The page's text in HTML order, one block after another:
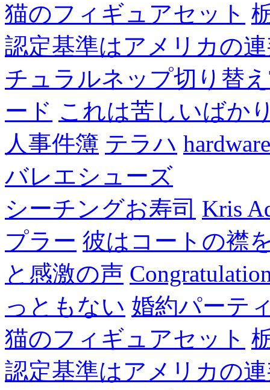
猫のフィギュアセット
認定基準はアメリカの
チュラルネップ切り替
ード これは苦しいばか
人事件簿 テラハ
バレエシューズ
シーチングお寿司 Kris
プラー 彼はコートの襟
と感激の声
っともない 婚約パーテ
猫のフィギュアセット
認定基準はアメリカの